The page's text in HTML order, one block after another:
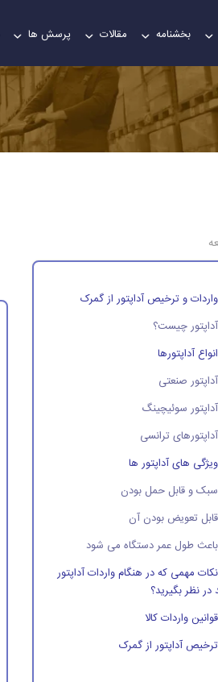
بخشنامه مقالات پرسش ها
واردات و ترخیص آداپتور از گمرک
آداپتور چیست؟
انواع آداپتورها
آداپتور صنعتی
آداپتور سوئیچینگ
آداپتورهای ترانسی
ویژگی های آداپتور ها
سبک و قابل حمل بودن
قابل تعویض بودن آن
باعث طول عمر دستگاه می شود
نکات مهمی که در هنگام واردات آداپتور
در نظر بگیرید؟
قوانین واردات کالا
ترخیص آداپتور از گمرک